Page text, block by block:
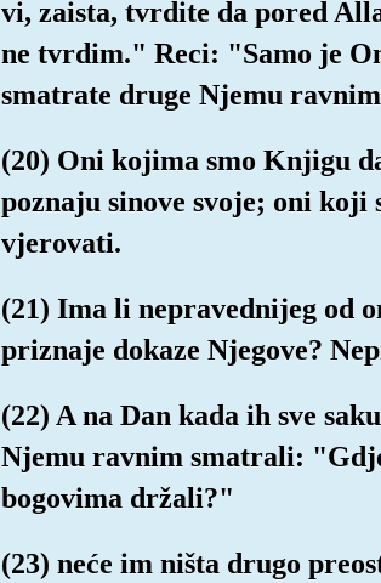
vi, zaista, tvrdite da pored
ne tvrdim." Reci: "Samo je
smatrate druge Njemu
(20) Oni kojima smo Knjigu
poznaju sinove svoje; oni koji
vjerovati.
(21) Ima li nepravednijeg od
priznaje dokaze Njegove?
(22) A na Dan kada ih sve
Njemu ravnim smatrali:
bogovima držali?"
(23) neće im ništa drugo